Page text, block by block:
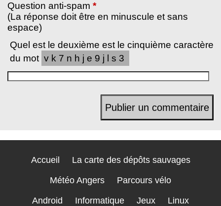
Question anti-spam *
(La réponse doit être en minuscule et sans
espace)
Quel est le deuxième est le cinquième caractère
du mot vk7nhje9jls3
Accueil La carte des dépôts sauvages
Météo Angers Parcours vélo
Android Informatique Jeux Linux